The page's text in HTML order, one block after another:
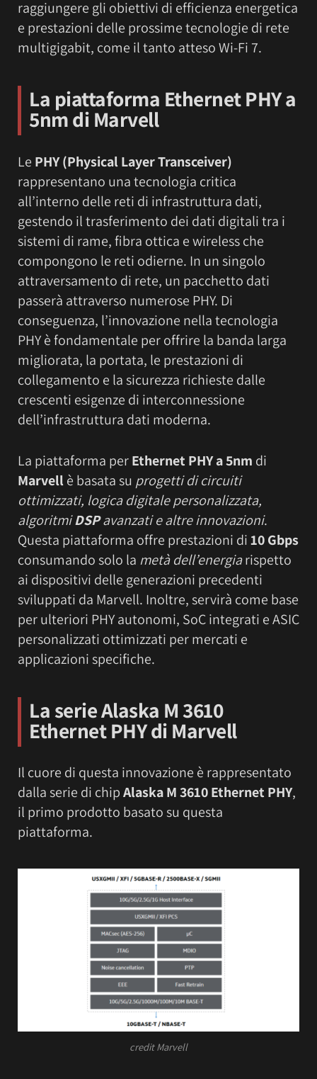
raggiungere gli obiettivi di efficienza energetica
e prestazioni delle prossime tecnologie di rete
multigigabit, come il tanto atteso Wi-Fi 7.
La piattaforma Ethernet PHY a
5nmdi Marvell
Le PHY (Physical Layer Transceiver)
rappresentano una tecnologia critica
all’interno delle reti di infrastruttura dati,
gestendo il trasferimento dei dati digitali tra i
sistemi di rame, fibra ottica e wireless che
compongono le reti odierne. In un singolo
attraversamento di rete, un pacchetto dati
passerà attraverso numerose PHY. Di
conseguenza, l’innovazione nella tecnologia
PHY è fondamentale per offrire la banda larga
migliorata, la portata, le prestazioni di
collegamento e la sicurezza richieste dalle
crescenti esigenze di interconnessione
dell’infrastruttura dati moderna.
La piattaforma perEthernet PHY a 5nm di
Marvellè basata su progetti di circuiti
ottimizzati, logica digitale personalizzata,
algoritmiDSPavanzati e altre innovazioni.
Questa piattaforma offre prestazioni di10 Gbps
consumando solo la metà dell’energiarispetto
ai dispositivi delle generazioni precedenti
sviluppati da Marvell. Inoltre, servirà come base
per ulteriori PHY autonomi, SoC integrati e ASIC
personalizzati ottimizzati per mercati e
applicazioni specifiche.
La serieAlaska M 3610
Ethernet PHYdi Marvell
Il cuore di questa innovazione è rappresentato
dalla serie di chipAlaska M 3610 Ethernet PHY,
il primo prodotto basato su questa
piattaforma.
credit Marvell